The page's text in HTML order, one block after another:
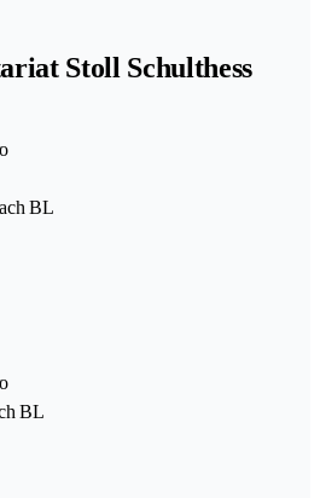
Stoll Schulthess
BL
BL